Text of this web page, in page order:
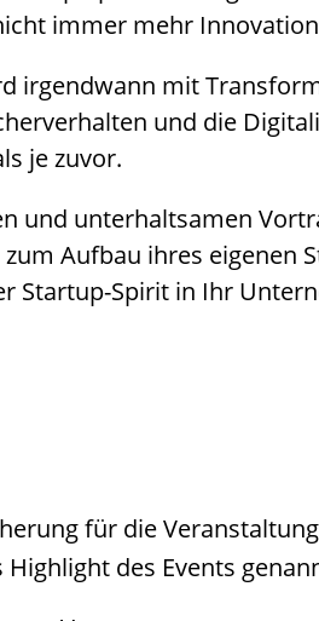
immer mehr
irgendwann mit
und die
je zuvor.
und unterhaltsamen
Aufbau ihres eigenen
Startup-Spirit in Ihr
für die
des Events